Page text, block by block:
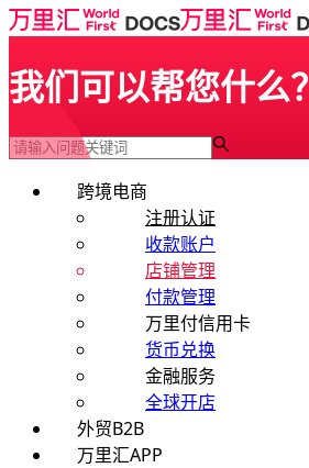
我们可以帮您什么？
跨境电商
注册认证
收款账户
店铺管理
付款管理
万里付信用卡
货币兑换
金融服务
全球开店
外贸B2B
万里汇APP